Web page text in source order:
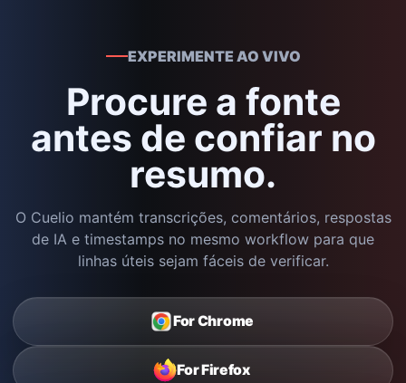
EXPERIMENTE AO VIVO
Procure a fonte
antes de confiar no
resumo.
O Cuelio mantém transcrições, comentários, respostas
de IA e timestamps no mesmo workflow para que
linhas úteis sejam fáceis de verificar.
For Chrome
For Firefox